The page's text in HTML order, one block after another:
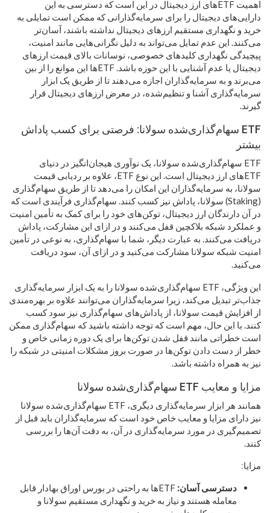
اهمیت ETFهای ارز دیجیتال در این است که دسترسی به این
دارایی‌های دیجیتال را برای سرمایه‌گذارانی که ممکن است تمایلی به
خرید و نگهداری مستقیم ارزهای دیجیتال نداشته باشند، آسان‌تر
می‌کنند. این عدم تمایل می‌تواند به دلیل نگرانی‌هایی مانند امنیت،
پیچیدگی نگهداری کلیدهای خصوصی، نوسانات بالای قیمت ارزهای
دیجیتال یا عدم آشنایی با این حوزه باشد. ETFها این موانع را از بین
می‌برند و به سرمایه‌گذاران اجازه می‌دهند تا از طریق یک ابزار
سرمایه‌گذاری آشنا و تنظیم‌شده، در معرض ارزهای دیجیتال قرار
گیرند.
ETF سهام‌گذاری‌شده سولانا: فرصتی برای کسب پاداش
بیشتر
ETF سهام‌گذاری‌شده سولانا، یک نوآوری هیجان‌انگیز در دنیای
ETFهای ارز دیجیتال است. این نوع ETF، علاوه بر ردیابی قیمت
سولانا، به سرمایه‌گذاران این امکان را می‌دهد تا از طریق سهام‌گذاری
(Staking) سولانا، پاداش نیز کسب کنند. سهام‌گذاری فرآیندی است که
در آن دارندگان ارز دیجیتال، توکن‌های خود را برای کمک به تأمین امنیت
و عملکرد شبکه بلاکچین قفل می‌کنند و در ازای این مشارکت، پاداش
دریافت می‌کنند. به عبارت دیگر، شما با سهام‌گذاری، به نوعی در تأمین
امنیت شبکه سولانا مشارکت می‌کنید و در ازای آن، سود دریافت
می‌کنید.
این ویژگی، ETF سهام‌گذاری‌شده سولانا را به یک ابزار سرمایه‌گذاری
جذاب‌تر تبدیل می‌کند، زیرا سرمایه‌گذاران می‌توانند علاوه بر بهره‌مندی
از افزایش قیمت سولانا، از پاداش‌های سهام‌گذاری نیز سود کسب
کنند. با این حال، مهم است که توجه داشته باشید که سهام‌گذاری ممکن
است خطراتی مانند قفل شدن توکن‌ها برای یک دوره زمانی خاص و
خطر از دست دادن توکن‌ها در صورت بروز مشکلات امنیتی در شبکه را
نیز به همراه داشته باشد.
مزایا و معایب ETF سهام‌گذاری‌شده سولانا
همانند هر ابزار سرمایه‌گذاری دیگری، ETF سهام‌گذاری‌شده سولانا
نیز دارای مزایا و معایب خاص خود است که سرمایه‌گذاران باید قبل از
تصمیم‌گیری در مورد سرمایه‌گذاری در آن، به دقت آن‌ها را بررسی
کنند.
مزایا:
دسترسی آسان:
ETFها به راحتی در بورس اوراق بهادار قابل
معامله هستند و نیاز به خرید و نگهداری مستقیم سولانا و